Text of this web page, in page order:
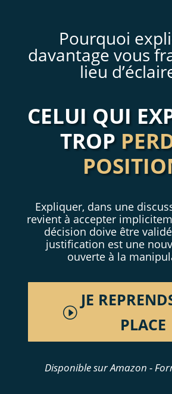
Pourquoi
davantage vous
lieu
CELUI QUI
TROP
Expliquer, dans une
revient à accepter
décision doive être
justification est une
ouverte à la
JE
PLACE
Disponible sur Amazon -